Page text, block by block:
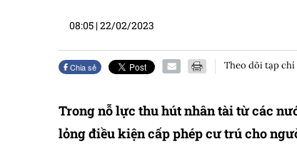
08:05 |22/02/2023
Chia sẻ Theo dõi tạp
Trong nỗ lực thu hút nhân tài từ các
lỏng điều kiện cấp phép cư trú cho